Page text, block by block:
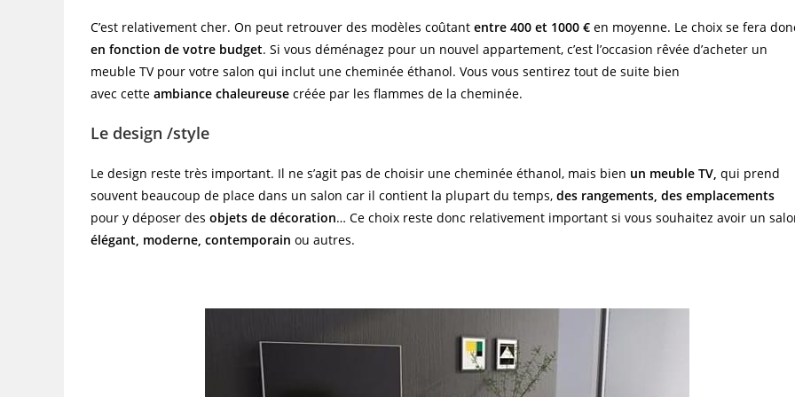
C’est relativement cher. On peut retrouver des modèles coûtant entre 400 et 1000 € en moyenne. Le choix se fera
en fonction de votre budget. Si vous déménagez pour un nouvel appartement, c’est l’occasion rêvée d’acheter un
meuble TV pour votre salon qui inclut une cheminée éthanol. Vous vous sentirez tout de suite bien
avec cette ambiance chaleureuse créée par les flammes de la cheminée.
Le design /style
Le design reste très important. Il ne s’agit pas de choisir une cheminée éthanol, mais bien un meuble TV, qui prend
souvent beaucoup de place dans un salon car il contient la plupart du temps, des rangements, des emplacements
pour y déposer des objets de décoration… Ce choix reste donc relativement important si vous souhaitez avoir un
élégant, moderne, contemporain ou autres.